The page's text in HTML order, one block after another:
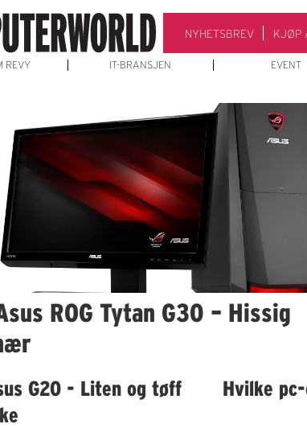
NYHETSBREV KJØP
REVY IT-BRANSJEN EVENT
ROG Tytan G30 – Hissig
G20 - Liten og tøff
Hvilke